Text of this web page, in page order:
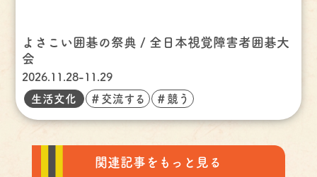
よさこい囲碁の祭典 / 全日本視覚障害者囲碁大
会
2026.11.28-11.29
生活文化 ＃交流する ＃競う
関連記事をもっと見る